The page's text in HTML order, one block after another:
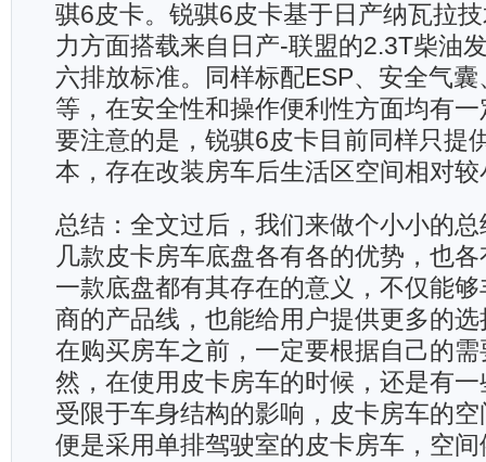
骐6皮卡。锐骐6皮卡基于日产纳瓦拉
力方面搭载来自日产-联盟的2.3T柴油
六排放标准。同样标配ESP、安全气
等，在安全性和操作便利性方面均有
要注意的是，锐骐6皮卡目前同样只提
本，存在改装房车后生活区空间相对
总结：全文过后，我们来做个小小的
几款皮卡房车底盘各有各的优势，也
一款底盘都有其存在的意义，不仅能
商的产品线，也能给用户提供更多的
在购买房车之前，一定要根据自己的
然，在使用皮卡房车的时候，还是有
受限于车身结构的影响，皮卡房车的
便是采用单排驾驶室的皮卡房车，空